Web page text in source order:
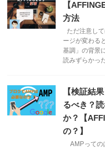
【
方法
ただ注意し
ージが変わる
基調」の背景
読みずらかっ
【検証結
るべき？
か？【
の？】
AMPっての